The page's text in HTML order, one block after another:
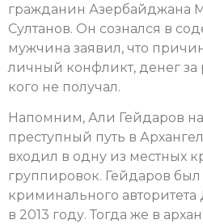
гражданин Азербайджана
Султанов. Он сознался в
мужчина заявил, что
личный конфликт, денег за
кого не получал.
Напомним, Али Гейдаров
преступный путь в
входил в одну из местных
группировок. Гейдаров
криминального авторитета
в 2013 году. Тогда же в